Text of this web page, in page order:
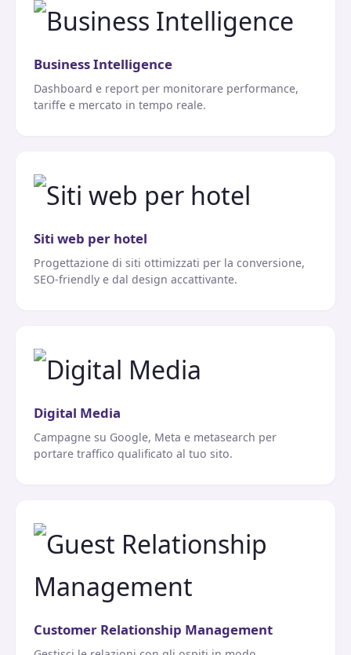
Business Intelligence
Dashboard e report per monitorare performance,
tariffe e mercato in tempo reale.
Siti web per hotel
Progettazione di siti ottimizzati per la conversione,
SEO-friendly e dal design accattivante.
Digital Media
Campagne su Google, Meta e metasearch per
portare traffico qualificato al tuo sito.
Customer Relationship Management